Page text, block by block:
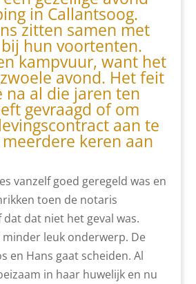
in Callantsoog.
zitten samen met
bij hun voortenten.
kampvuur, want het
avond. Het feit
na al die jaren ten
gevraagd of om
aan te
keren aan
vanzelf goed geregeld was en
toen de notaris
dat niet het geval was.
minder leuk onderwerp. De
en Hans gaat scheiden. Al
in haar huwelijk en nu